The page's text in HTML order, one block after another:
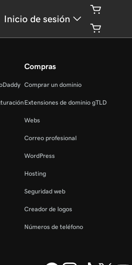
Inicio de sesión
Compras
Comprar un dominio
Extensiones de dominio gTLD
Webs
Correo profesional
WordPress
Hosting
Seguridad web
Creador de logos
Números de teléfono